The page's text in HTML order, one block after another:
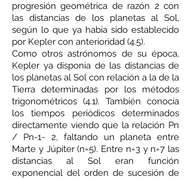
progresión geométrica de razón 2 con
las distancias de los planetas al Sol,
según lo que ya había sido establecido
por Kepler con anterioridad (4.5).
Como otros astrónomos de su época,
Kepler ya disponía de las distancias de
los planetas al Sol con relación a la de la
Tierra determinadas por los métodos
trigonométricos (4.1). También conocía
los tiempos periódicos determinados
directamente viendo que la relación Pn
/ Pn-1~ 2, faltando un planeta entre
Marte y Júpiter (n=5). Entre n=3 y n=7 las
distancias al Sol eran función
exponencial del orden de sucesión de